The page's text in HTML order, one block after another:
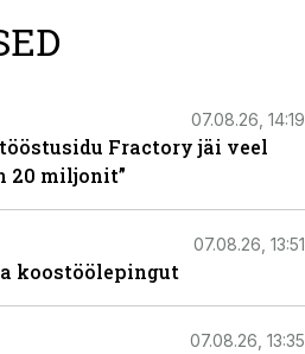
07.08.26, 14:19
Fractory jäi veel
20 miljonit”
07.08.26, 13:51
koostöölepingut
07.08.26, 13:35